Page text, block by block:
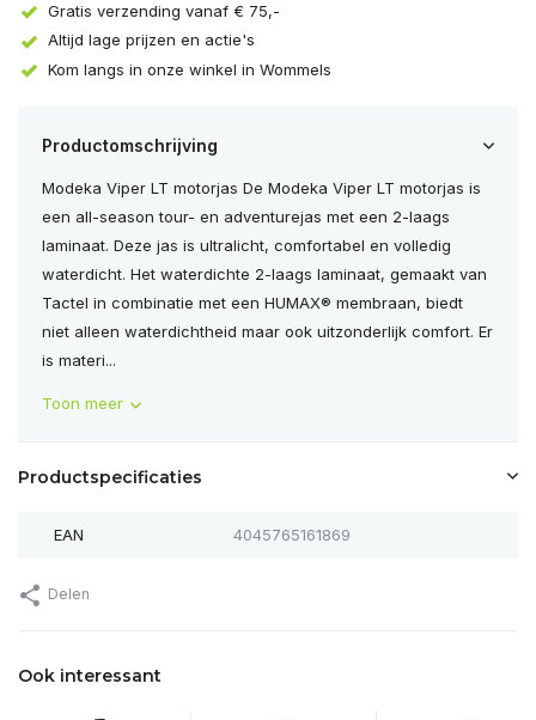
Gratis verzending vanaf € 75,-
Altijd lage prijzen en actie's
Kom langs in onze winkel in Wommels
Productomschrijving
Modeka Viper LT motorjas De Modeka Viper LT motorjas is
een all-season tour- en adventurejas met een 2-laags
laminaat. Deze jas is ultralicht, comfortabel en volledig
waterdicht. Het waterdichte 2-laags laminaat, gemaakt van
Tactel in combinatie met een HUMAX® membraan, biedt
niet alleen waterdichtheid maar ook uitzonderlijk comfort. Er
is materi...
Toon meer
Productspecificaties
EAN 4045765161869
Delen
Ook interessant